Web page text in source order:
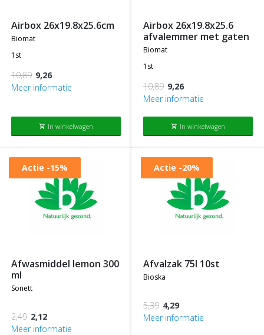
airbox 26x19.8x25.6cm
biomat
1st
10,89 9,26
Meer informatie
shopping_cart In winkelwagen
airbox 26x19.8x25.6
afvalemmer met gaten
biomat
1st
10,89 9,26
Meer informatie
shopping_cart In winkelwagen
Actie -15%
afwasmiddel lemon 300
ml
sonett
2,49 2,12
Meer informatie
Actie -20%
afvalzak 75l 10st
bioska
5,39 4,29
Meer informatie